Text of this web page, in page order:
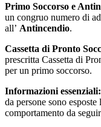
Primo Soccorso e
un congruo numero di
all’ Antincendio.
Cassetta di Pronto
prescritta Cassetta di
per un primo soccorso.
Informazioni essenziali:
da persone sono esposte
comportamento da